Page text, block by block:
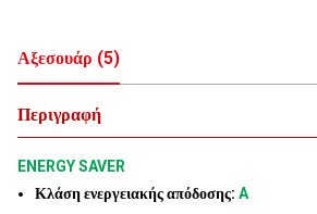
Αξεσουάρ (5)
Περιγραφή
ENERGY SAVER
Κλάση ενεργειακής απόδοσης: A